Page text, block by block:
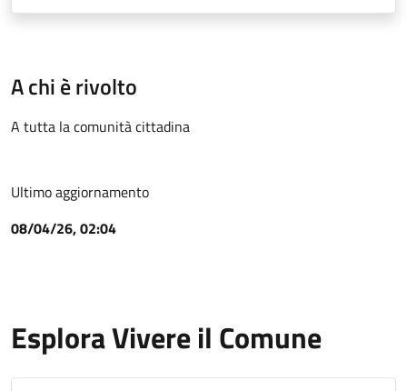
A chi è rivolto
A tutta la comunità cittadina
Ultimo aggiornamento
08/04/26, 02:04
Esplora Vivere il Comune